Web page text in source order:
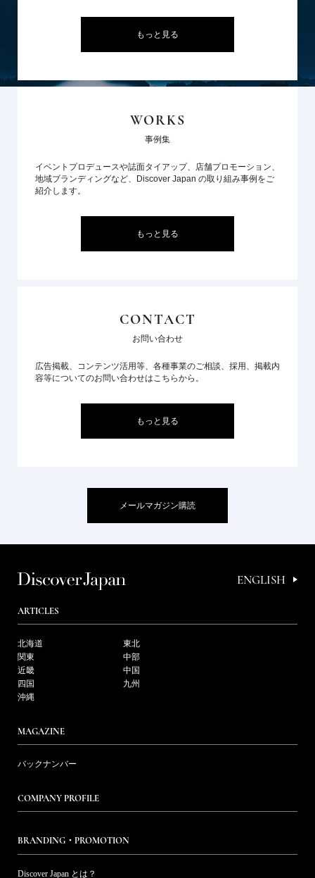
もっと見る
WORKS
事例集
イベントプロデュースや誌面タイアップ、店舗プロモーション、
地域ブランディングなど、Discover Japan の取り組み事例をご
紹介します。
もっと見る
CONTACT
お問い合わせ
広告掲載、コンテンツ活用等、各種事業のご相談、採用、掲載内
容等についてのお問い合わせはこちらから。
もっと見る
メールマガジン購読
ENGLISH
ARTICLES
北海道
東北
関東
中部
近畿
中国
四国
九州
沖縄
MAGAZINE
バックナンバー
COMPANY PROFILE
BRANDING・PROMOTION
Discover Japan とは？